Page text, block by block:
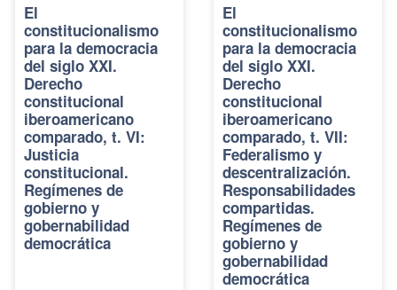
El
constitucionalismo
para la democracia
del siglo XXI.
Derecho
constitucional
iberoamericano
comparado, t. VI:
Justicia
constitucional.
Regímenes de
gobierno y
gobernabilidad
democrática
El
constitucionalismo
para la democracia
del siglo XXI.
Derecho
constitucional
iberoamericano
comparado, t. VII:
Federalismo y
descentralización.
Responsabilidades
compartidas.
Regímenes de
gobierno y
gobernabilidad
democrática